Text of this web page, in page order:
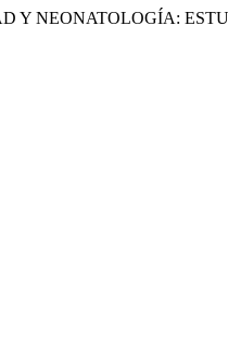
Y NEONATOLOGÍA: